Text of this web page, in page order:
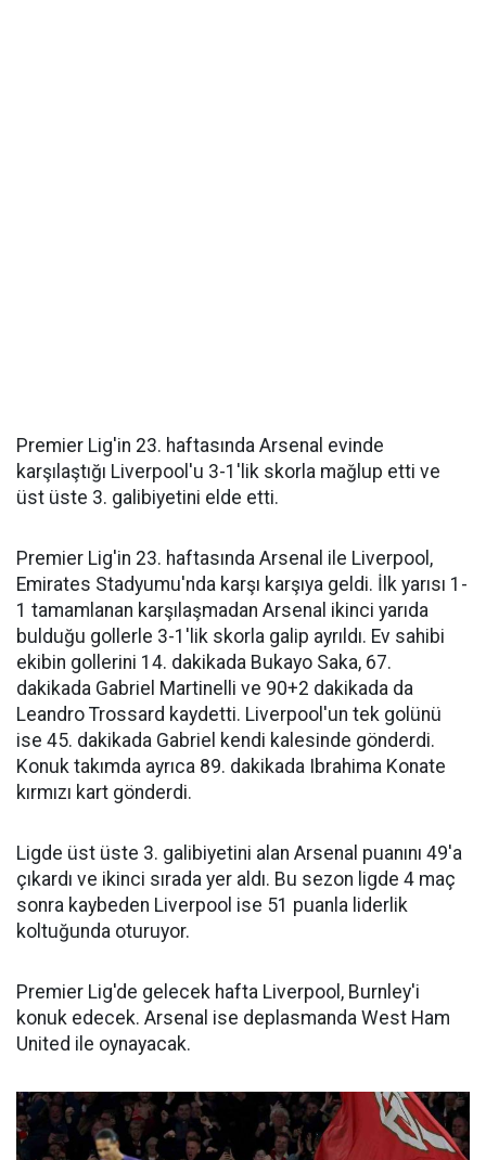
Premier Lig'in 23. haftasında Arsenal evinde
karşılaştığı Liverpool'u 3-1'lik skorla mağlup etti ve
üst üste 3. galibiyetini elde etti.
Premier Lig'in 23. haftasında Arsenal ile Liverpool,
Emirates Stadyumu'nda karşı karşıya geldi. İlk yarısı 1-
1 tamamlanan karşılaşmadan Arsenal ikinci yarıda
bulduğu gollerle 3-1'lik skorla galip ayrıldı. Ev sahibi
ekibin gollerini 14. dakikada Bukayo Saka, 67.
dakikada Gabriel Martinelli ve 90+2 dakikada da
Leandro Trossard kaydetti. Liverpool'un tek golünü
ise 45. dakikada Gabriel kendi kalesinde gönderdi.
Konuk takımda ayrıca 89. dakikada Ibrahima Konate
kırmızı kart gönderdi.
Ligde üst üste 3. galibiyetini alan Arsenal puanını 49'a
çıkardı ve ikinci sırada yer aldı. Bu sezon ligde 4 maç
sonra kaybeden Liverpool ise 51 puanla liderlik
koltuğunda oturuyor.
Premier Lig'de gelecek hafta Liverpool, Burnley'i
konuk edecek. Arsenal ise deplasmanda West Ham
United ile oynayacak.